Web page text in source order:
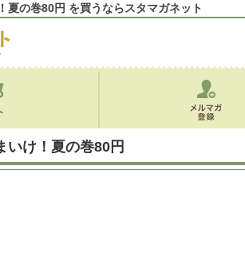
夏の巻80円 を買うならスタマガネット
いけ！夏の巻80円